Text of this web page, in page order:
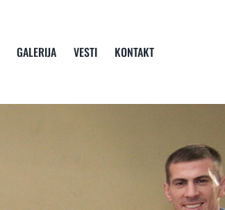
GALERIJA VESTI KONTAKT